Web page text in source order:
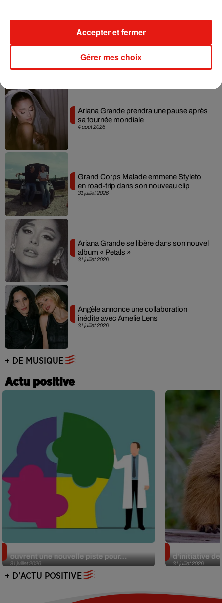
4 août 2026
Tiny Desk invite Charlie Puth pour une
live session solaire
4 août 2026
Ariana Grande prendra une pause après
sa tournée mondiale
31 juillet 2026
Grand Corps Malade emmène Styleto
en road-trip dans son nouveau clip
31 juillet 2026
Ariana Grande se libère dans son nouvel
album « Petals »
31 juillet 2026
Angèle annonce une collaboration
inédite avec Amelie Lens
+ DE MUSIQUE
Actu positive
31 juillet 2026
ouvrent une nouvelle piste pour...
31 juillet 2026
d’initiative
+ D'ACTU POSITIVE
Gérer mes choix
Accepter et fermer